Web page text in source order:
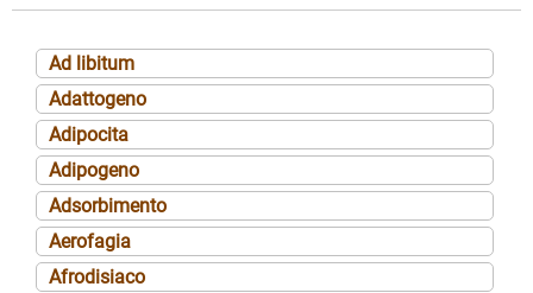
Ad libitum
Adattogeno
Adipocita
Adipogeno
Adsorbimento
Aerofagia
Afrodisiaco